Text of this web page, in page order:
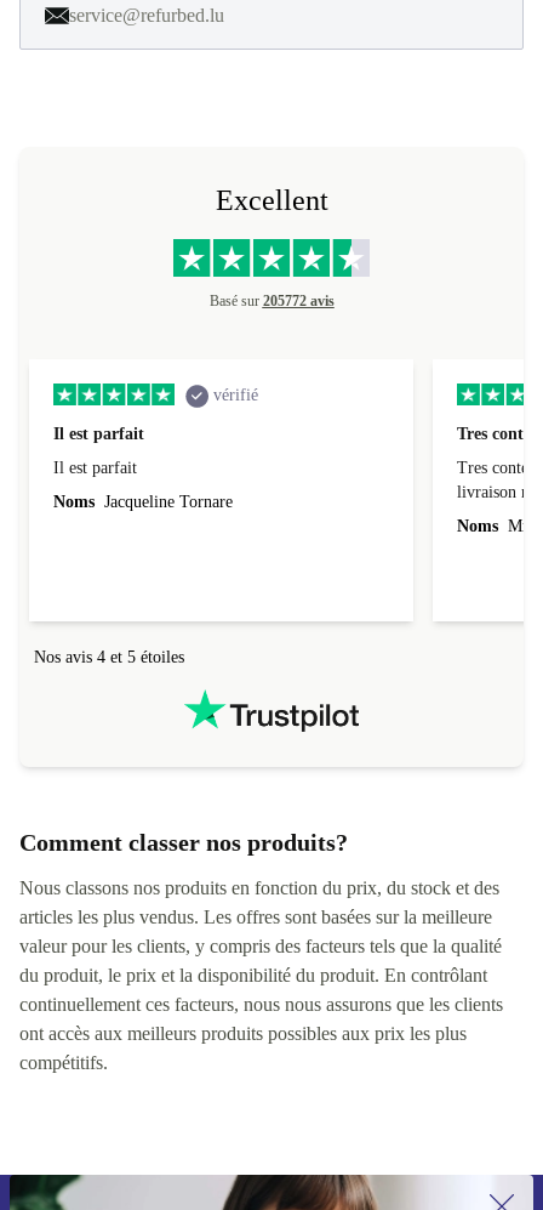
service@refurbed.lu
Excellent
Basé sur 205772 avis
vérifié
Il est parfait
Il est parfait
Noms Jacqueline Tornare
Tres
Tres
Noms
Nos avis 4 et 5 étoiles
Comment classer nos produits?
Nous classons nos produits en fonction du prix, du stock et des
articles les plus vendus. Les offres sont basées sur la meilleure
valeur pour les clients, y compris des facteurs tels que la qualité
du produit, le prix et la disponibilité du produit. En contrôlant
continuellement ces facteurs, nous nous assurons que les clients
ont accès aux meilleurs produits possibles aux prix les plus
compétitifs.